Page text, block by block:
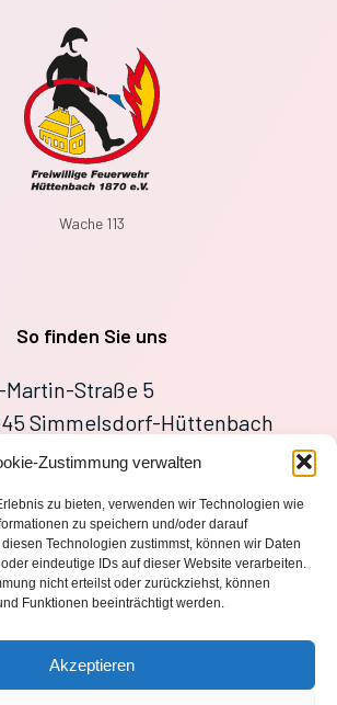
Zustimmung verwalten
zu bieten, verwenden wir Technologien wie
zu speichern und/oder darauf
Technologien zustimmst, können wir Daten
eindeutige IDs auf dieser Website verarbeiten.
nicht erteilst oder zurückziehst, können
Funktionen beeinträchtigt werden.
Akzeptieren
Wache 113
So finden Sie uns
Martin-Straße 5
Simmelsdorf-Hüttenbach
+49 9155 9279727
huettenbach.de